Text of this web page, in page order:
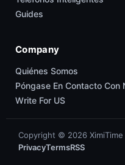
Guides
Company
Quiénes Somos
Póngase En Contacto Con
Write For US
Copyright © 2026
PrivacyTermsRSS